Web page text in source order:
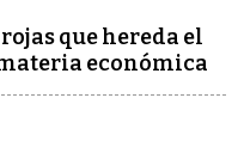
que hereda el
económica